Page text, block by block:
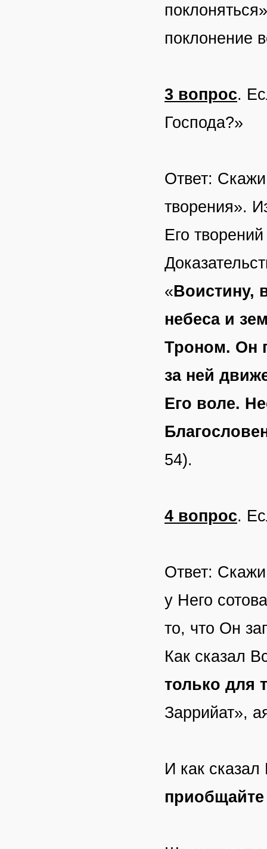
поклонение
3 вопрос.
Господа?»
Ответ:
творения».
Его
«Воистину,
небеса и
Троном. Он
за ней
Его воле.
54).
4 вопрос.
Ответ:
у Него
то, что Он
Как сказал
только для
Заррийат»,
И как